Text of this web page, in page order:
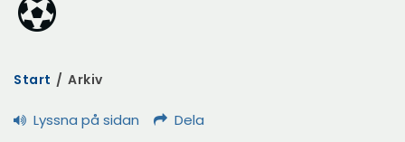
Start / Arkiv
Lyssna på sidan Dela